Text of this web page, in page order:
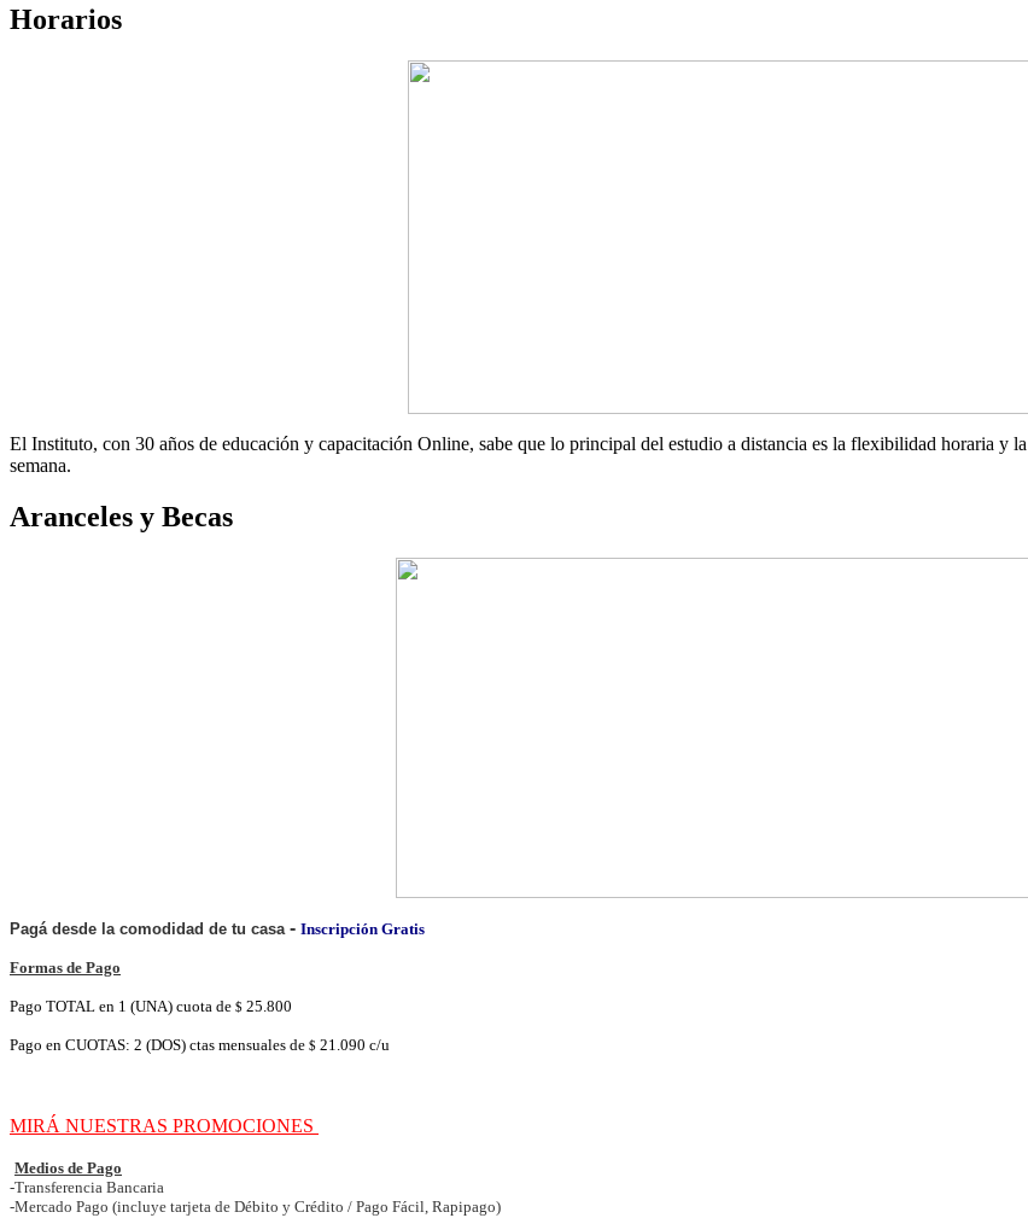
Horarios
El Instituto, con 30 años de educación y capacitación Online, sabe que lo principal del estudio a distancia es la flexibilidad horaria y
semana.
Aranceles y Becas
Pagá desde la comodidad de tu casa - Inscripción Gratis
Formas de Pago
Pago TOTAL en 1 (UNA) cuota de $ 25.800
Pago en CUOTAS: 2 (DOS) ctas mensuales de $ 21.090 c/u
MIRÁ NUESTRAS PROMOCIONES
Medios de Pago
-Transferencia Bancaria
-Mercado Pago (incluye tarjeta de Débito y Crédito / Pago Fácil, Rapipago)